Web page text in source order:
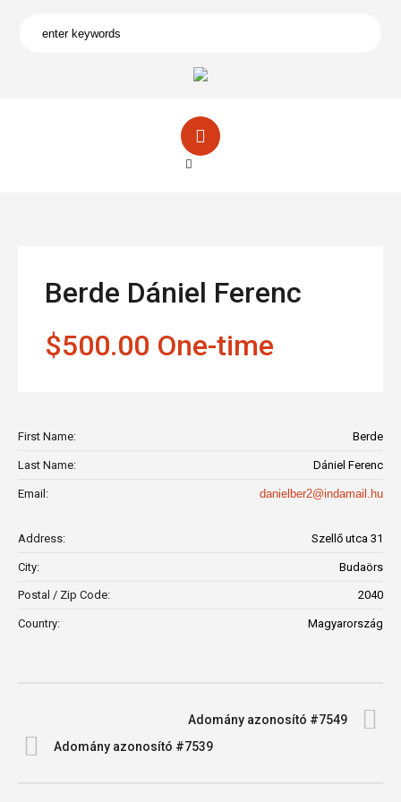
Berde Dániel Ferenc
$500.00 One-time
First Name: Berde
Last Name: Dániel Ferenc
Email: danielber2@indamail.hu
Address: Szellő utca 31
City: Budaörs
Postal / Zip Code: 2040
Country: Magyarország
Adomány azonosító #7549
Adomány azonosító #7539